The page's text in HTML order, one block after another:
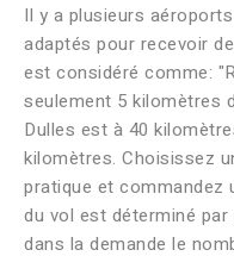
Il y a plusieurs
adaptés pour recevoir
est considéré comme:
seulement 5 kilomètres
Dulles est à 40
kilomètres. Choisissez
pratique et commandez
du vol est déterminé
dans la demande le